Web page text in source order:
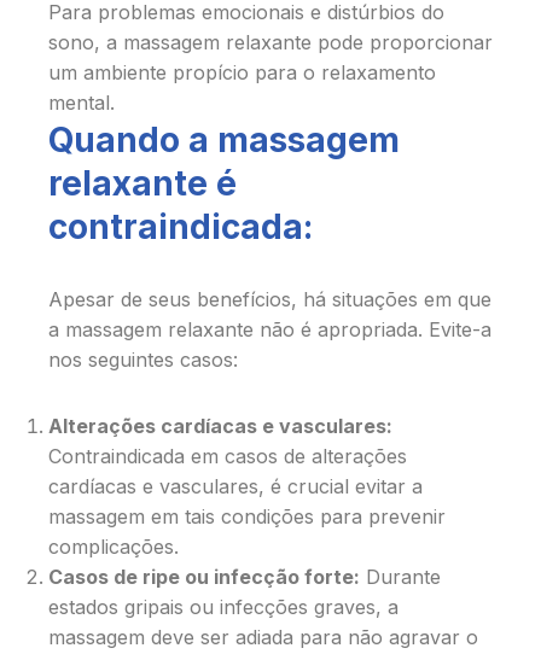
Para problemas emocionais e distúrbios do
sono, a massagem relaxante pode proporcionar
um ambiente propício para o relaxamento
mental.
Quando a massagem
relaxante é
contraindicada:
Apesar de seus benefícios, há situações em que
a massagem relaxante não é apropriada. Evite-a
nos seguintes casos:
Alterações cardíacas e vasculares:
Contraindicada em casos de alterações
cardíacas e vasculares, é crucial evitar a
massagem em tais condições para prevenir
complicações.
Casos de ripe ou infecção forte: Durante
estados gripais ou infecções graves, a
massagem deve ser adiada para não agravar o